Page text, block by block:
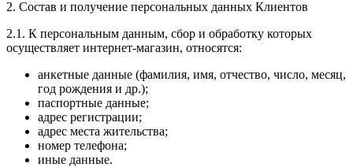
2. Состав и получение персональных данных Клиентов
2.1. К персональным данным, сбор и обработку которых
осуществляет интернет-магазин, относятся:
анкетные данные (фамилия, имя, отчество, число, месяц,
год рождения и др.);
паспортные данные;
адрес регистрации;
адрес места жительства;
номер телефона;
иные данные.